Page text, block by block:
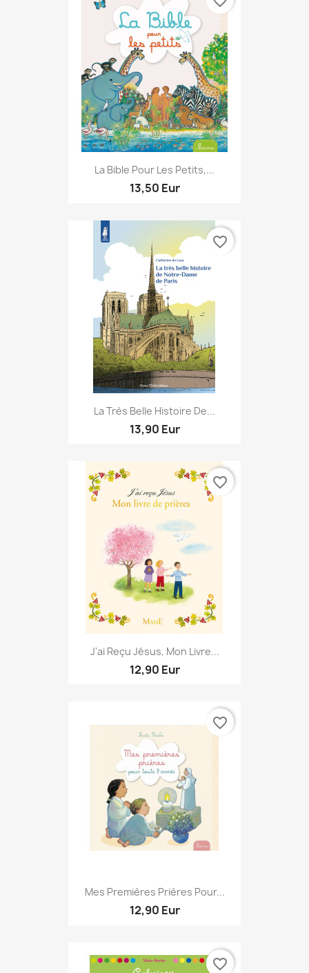
La Bible Pour Les Petits,...
13,50 Eur
La Très Belle Histoire De...
13,90 Eur
favorite_border
J'ai Reçu Jésus, Mon Livre...
12,90 Eur
favorite_border
Mes Premières Prières Pour...
12,90 Eur
favorite_border
favorite_border